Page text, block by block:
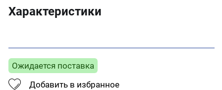
Характеристики
Ожидается поставка
Добавить в избранное